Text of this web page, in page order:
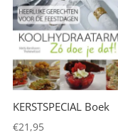
KERSTSPECIAL Boek
€21,95